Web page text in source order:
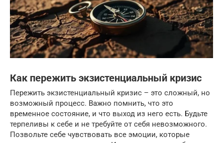
Как пережить экзистенциальный кризис
Пережить экзистенциальный кризис – это сложный, но
возможный процесс. Важно помнить, что это
временное состояние, и что выход из него есть. Будьте
терпеливы к себе и не требуйте от себя невозможного.
Позвольте себе чувствовать все эмоции, которые